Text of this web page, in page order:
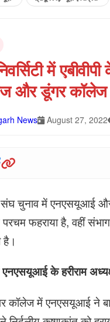
में
और डूंगर कॉलेज
News August 27, 2022
चुनाव में एनएसयूआई और
ने परचम फहराया है, वहीं
है।
के हरीराम
कॉलेज में एनएसयूआई ने